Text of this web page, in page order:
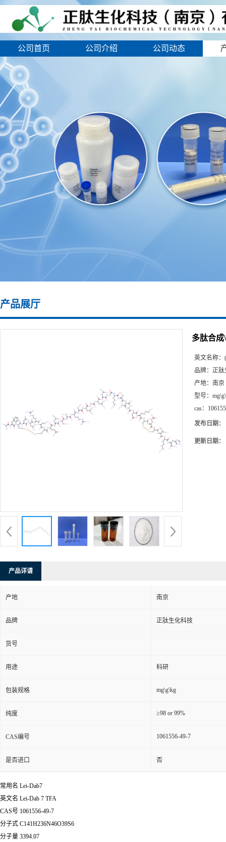
公司首页 公司介绍 公司动态
产品展厅
多肽合成
英文名称：
品牌： 正肽
产地： 南京
型号：
cas：
发布日期：
更新日期：
产品详请
产地 南京
品牌 正肽生化科技
货号
用途 科研
包装规格 mg\g\kg
纯度 ≥98 or 99%
CAS编号 1061556-49-7
是否进口 否
常用名 Lei-Dab7
英文名 Lei-Dab 7 TFA
CAS号 1061556-49-7
分子式 C141H236N46O39S6
分子量 3394.07